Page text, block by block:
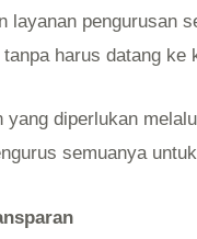
layanan pengurusan
harus datang ke
diperlukan
semuanya